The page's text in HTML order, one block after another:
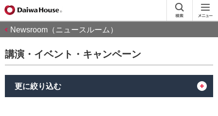
Newsroom（ニュースルーム）
講演・イベント・キャンペーン
更に絞り込む